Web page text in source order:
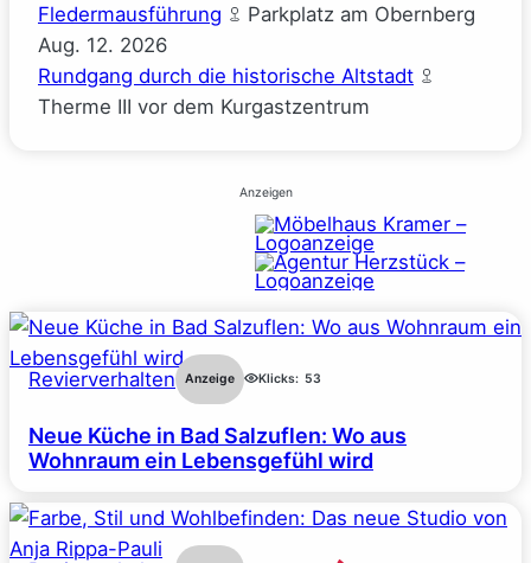
Fledermausführung
Parkplatz am Obernberg
Aug. 12. 2026
Rundgang durch die historische Altstadt
Therme III vor dem Kurgastzentrum
Anzeigen
Revierverhalten Anzeige Klicks: 53
Neue Küche in Bad Salzuflen: Wo aus
Wohnraum ein Lebensgefühl wird